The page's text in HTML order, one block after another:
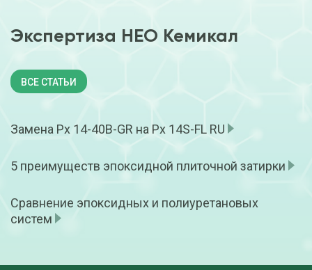
Экспертиза НЕО Кемикал
ВСЕ СТАТЬИ
Замена Px 14-40B-GR на Px 14S-FL RU
5 преимуществ эпоксидной плиточной затирки
Сравнение эпоксидных и полиуретановых
систем